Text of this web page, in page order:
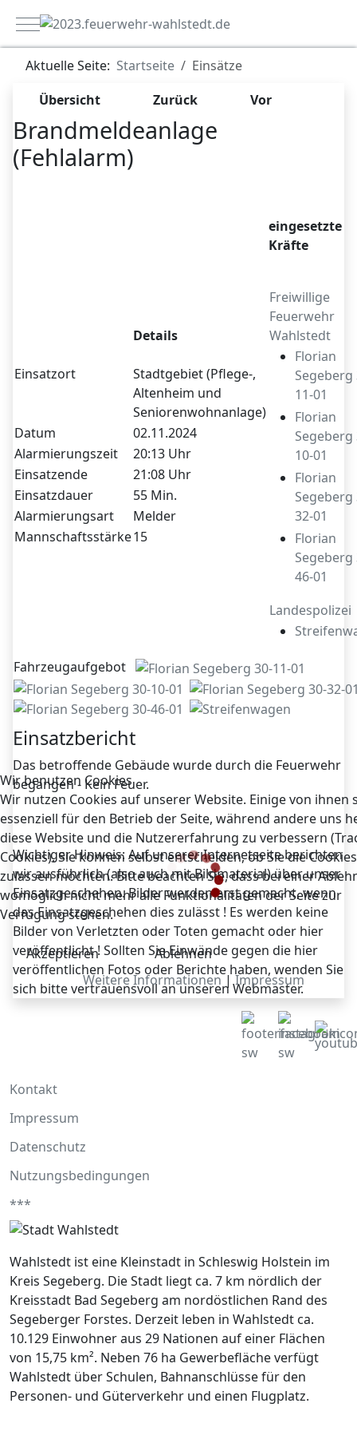
Mobile Menu Toggle
Aktuelle Seite: Startseite
Einsätze
Übersicht
Zurück Vor
Brandmeldeanlage
(Fehlalarm)
Einsatzort
Details
Stadtgebiet (Pflege-,
Altenheim und
Seniorenwohnanlage)
Datum
02.11.2024
Alarmierungszeit
20:13 Uhr
Einsatzende
21:08 Uhr
Einsatzdauer
55 Min.
Alarmierungsart
Melder
Mannschaftsstärke15
eingesetzte
Kräfte
Freiwillige
Feuerwehr
Wahlstedt
Florian
Segeberg
11-01
Florian
Segeberg
10-01
Florian
Segeberg
32-01
Florian
Segeberg
46-01
Landespolizei
Fahrzeugaufgebot
Einsatzbericht
Das betroffende Gebäude wurde durch die Feuerwehr
begangen - Kein Feuer.
Wichtiger Hinweis: Auf unserer Internetseite berichten
wir ausführlich (also auch mit Bildmaterial) über unser
Einsatzgeschehen. Bilder werden erst gemacht, wenn
das Einsatzgeschehen dies zulässt ! Es werden keine
Bilder von Verletzten oder Toten gemacht oder hier
veröffentlicht ! Sollten Sie Einwände gegen die hier
veröffentlichen Fotos oder Berichte haben, wenden Sie
sich bitte vertrauensvoll an unseren Webmaster.
Kontakt
Impressum
Datenschutz
Nutzungsbedingungen
***
Wahlstedt ist eine Kleinstadt in Schleswig Holstein im
Kreis Segeberg. Die Stadt liegt ca. 7 km nördlich der
Kreisstadt Bad Segeberg am nordöstlichen Rand des
Segeberger Forstes. Derzeit leben in Wahlstedt ca.
10.129 Einwohner aus 29 Nationen auf einer Flächen
von 15,75 km². Neben 76 ha Gewerbefläche verfügt
Wahlstedt über Schulen, Bahnanschlüsse für den
Personen- und Güterverkehr und einen Flugplatz.
Wir benutzen Cookies
Wir nutzen Cookies auf unserer Website. Einige von ihnen
essenziell für den Betrieb der Seite, während andere uns
diese Website und die Nutzererfahrung zu verbessern
Cookies). Sie können selbst entscheiden, ob Sie die Cookies
zulassen möchten. Bitte beachten Sie, dass bei einer
womöglich nicht mehr alle Funktionalitäten der Seite zur
Verfügung stehen.
Akzeptieren
Ablehnen
Weitere Informationen|Impressum